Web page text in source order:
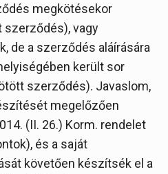
megkötésekor
vagy
de a szerződés aláírására
került sor
szerződés). Javaslom,
megelőzően
(II. 26.) Korm. rendelet
és a saját
követően készítsék el a